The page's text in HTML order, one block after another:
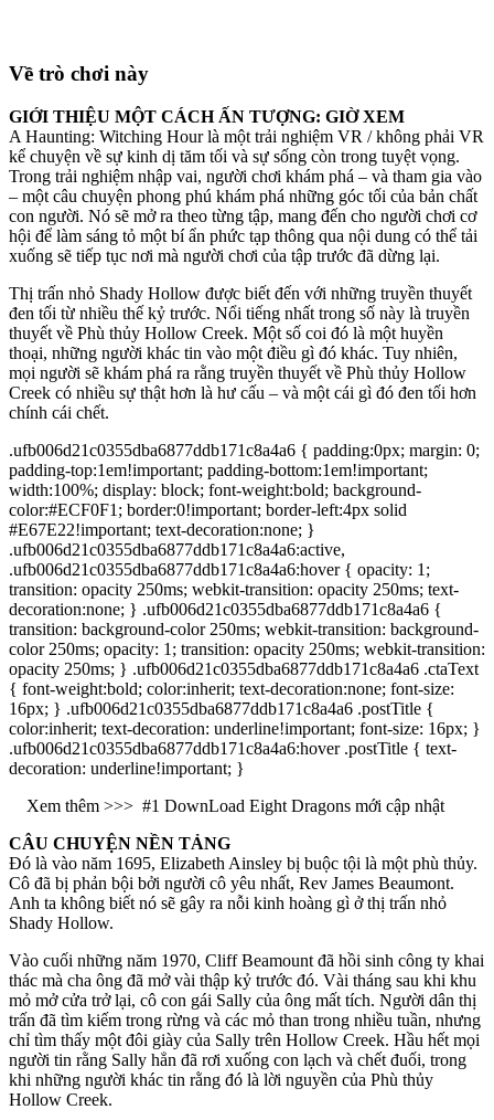
Về trò chơi này
GIỚI THIỆU MỘT CÁCH ẤN TƯỢNG: GIỜ XEM
A Haunting: Witching Hour là một trải nghiệm VR / không phải VR
kể chuyện về sự kinh dị tăm tối và sự sống còn trong tuyệt vọng.
Trong trải nghiệm nhập vai, người chơi khám phá – và tham gia vào
– một câu chuyện phong phú khám phá những góc tối của bản chất
con người. Nó sẽ mở ra theo từng tập, mang đến cho người chơi cơ
hội để làm sáng tỏ một bí ẩn phức tạp thông qua nội dung có thể tải
xuống sẽ tiếp tục nơi mà người chơi của tập trước đã dừng lại.
Thị trấn nhỏ Shady Hollow được biết đến với những truyền thuyết
đen tối từ nhiều thế kỷ trước. Nổi tiếng nhất trong số này là truyền
thuyết về Phù thủy Hollow Creek. Một số coi đó là một huyền
thoại, những người khác tin vào một điều gì đó khác. Tuy nhiên,
mọi người sẽ khám phá ra rằng truyền thuyết về Phù thủy Hollow
Creek có nhiều sự thật hơn là hư cấu – và một cái gì đó đen tối hơn
chính cái chết.
.ufb006d21c0355dba6877ddb171c8a4a6 { padding:0px; margin: 0;
padding-top:1em!important; padding-bottom:1em!important;
width:100%; display: block; font-weight:bold; background-
color:#ECF0F1; border:0!important; border-left:4px solid
#E67E22!important; text-decoration:none; }
.ufb006d21c0355dba6877ddb171c8a4a6:active,
.ufb006d21c0355dba6877ddb171c8a4a6:hover { opacity: 1;
transition: opacity 250ms; webkit-transition: opacity 250ms; text-
decoration:none; } .ufb006d21c0355dba6877ddb171c8a4a6 {
transition: background-color 250ms; webkit-transition: background-
color 250ms; opacity: 1; transition: opacity 250ms; webkit-transition:
opacity 250ms; } .ufb006d21c0355dba6877ddb171c8a4a6 .ctaText
{ font-weight:bold; color:inherit; text-decoration:none; font-size:
16px; } .ufb006d21c0355dba6877ddb171c8a4a6 .postTitle {
color:inherit; text-decoration: underline!important; font-size: 16px; }
.ufb006d21c0355dba6877ddb171c8a4a6:hover .postTitle { text-
decoration: underline!important; }
Xem thêm >>> #1 DownLoad Eight Dragons mới cập nhật
CÂU CHUYỆN NỀN TẢNG
Đó là vào năm 1695, Elizabeth Ainsley bị buộc tội là một phù thủy.
Cô đã bị phản bội bởi người cô yêu nhất, Rev James Beaumont.
Anh ta không biết nó sẽ gây ra nỗi kinh hoàng gì ở thị trấn nhỏ
Shady Hollow.
Vào cuối những năm 1970, Cliff Beamount đã hồi sinh công ty khai
thác mà cha ông đã mở vài thập kỷ trước đó. Vài tháng sau khi khu
mỏ mở cửa trở lại, cô con gái Sally của ông mất tích. Người dân thị
trấn đã tìm kiếm trong rừng và các mỏ than trong nhiều tuần, nhưng
chỉ tìm thấy một đôi giày của Sally trên Hollow Creek. Hầu hết mọi
người tin rằng Sally hẳn đã rơi xuống con lạch và chết đuối, trong
khi những người khác tin rằng đó là lời nguyền của Phù thủy
Hollow Creek.